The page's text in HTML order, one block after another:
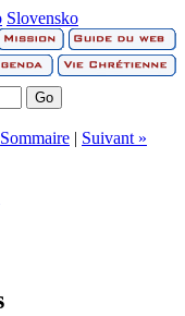
Slovensko
Sommaire | Suivant »